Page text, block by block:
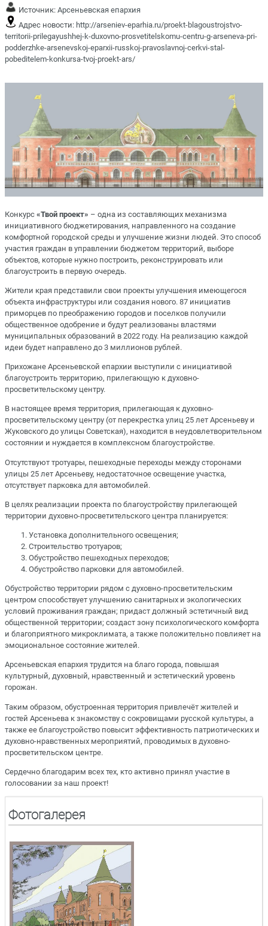
Источник: Арсеньевская епархия
Адрес новости: http://arseniev-eparhia.ru/proekt-blagoustrojstvo-
territorii-prilegayushhej-k-duxovno-prosvetitelskomu-centru-g-arseneva-pri-
podderzhke-arsenevskoj-eparxii-russkoj-pravoslavnoj-cerkvi-stal-
pobeditelem-konkursa-tvoj-proekt-ars/
Конкурс «Твой проект» – одна из составляющих механизма
инициативного бюджетирования, направленного на создание
комфортной городской среды и улучшение жизни людей. Это способ
участия граждан в управлении бюджетом территорий, выборе
объектов, которые нужно построить, реконструировать или
благоустроить в первую очередь.
Жители края представили свои проекты улучшения имеющегося
объекта инфраструктуры или создания нового. 87 инициатив
приморцев по преображению городов и поселков получили
общественное одобрение и будут реализованы властями
муниципальных образований в 2022 году. На реализацию каждой
идеи будет направлено до 3 миллионов рублей.
Прихожане Арсеньевской епархии выступили с инициативой
благоустроить территорию, прилегающую к духовно-
просветительскому центру.
В настоящее время территория, прилегающая к духовно-
просветительскому центру (от перекрестка улиц 25 лет Арсеньеву и
Жуковского до улицы Советская), находится в неудовлетворительном
состоянии и нуждается в комплексном благоустройстве.
Отсутствуют тротуары, пешеходные переходы между сторонами
улицы 25 лет Арсеньеву, недостаточное освещение участка,
отсутствует парковка для автомобилей.
В целях реализации проекта по благоустройству прилегающей
территории духовно-просветительского центра планируется:
Установка дополнительного освещения;
Строительство тротуаров;
Обустройство пешеходных переходов;
Обустройство парковки для автомобилей.
Обустройство территории рядом с духовно-просветительским
центром способствует улучшению санитарных и экологических
условий проживания граждан; придаст должный эстетичный вид
общественной территории; создаст зону психологического комфорта
и благоприятного микроклимата, а также положительно повлияет на
эмоциональное состояние жителей.
Арсеньевская епархия трудится на благо города, повышая
культурный, духовный, нравственный и эстетический уровень
горожан.
Таким образом, обустроенная территория привлечёт жителей и
гостей Арсеньева к знакомству с сокровищами русской культуры, а
также ее благоустройство повысит эффективность патриотических и
духовно-нравственных мероприятий, проводимых в духовно-
просветительском центре.
Сердечно благодарим всех тех, кто активно принял участие в
голосовании за наш проект!
Фотогалерея